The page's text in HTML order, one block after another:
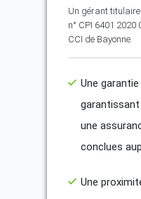
Un gérant
n° CPI 6401
CCI de Bayonne.
Une
une
conclues
Une